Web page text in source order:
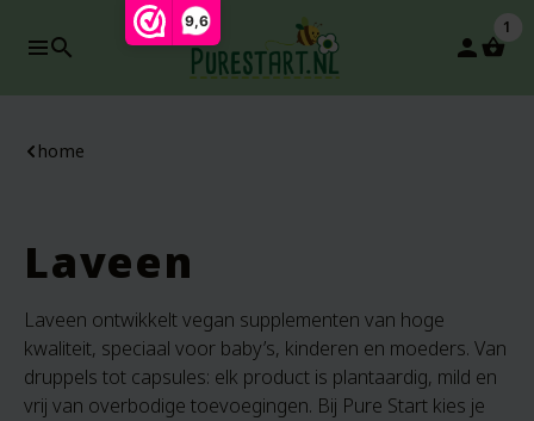
9,6
search person
1
home
Laveen
Laveen ontwikkelt vegan supplementen van hoge
kwaliteit, speciaal voor baby’s, kinderen en moeders. Van
druppels tot capsules: elk product is plantaardig, mild en
vrij van overbodige toevoegingen. Bij Pure Start kies je